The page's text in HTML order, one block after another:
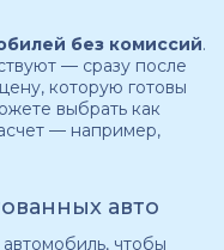
без комиссий.
— сразу после
которую готовы
выбрать как
— например,
авто
чтобы